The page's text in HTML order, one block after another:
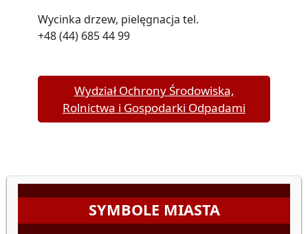
Wycinka drzew, pielęgnacja tel.
+48 (44) 685 44 99
Wydział Ochrony Środowiska,
Rolnictwa i Gospodarki Odpadami
SYMBOLE MIASTA